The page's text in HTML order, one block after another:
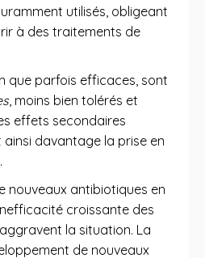
utilisés, obligeant
à des traitements de
que parfois efficaces, sont
, moins bien tolérés et
effets secondaires
davantage la prise en
nouveaux antibiotiques en
croissante des
la situation. La
de nouveaux